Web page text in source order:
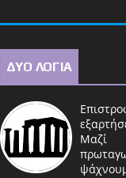
ΔΥΟ ΛΟΓΙΑ
Μαζί